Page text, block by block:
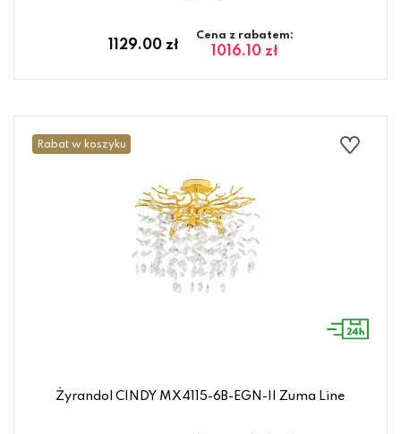
1129.00 zł
Cena z rabatem:
1016.10 zł
Rabat w koszyku
Żyrandol CINDY MX4115-6B-EGN-II Zuma Line